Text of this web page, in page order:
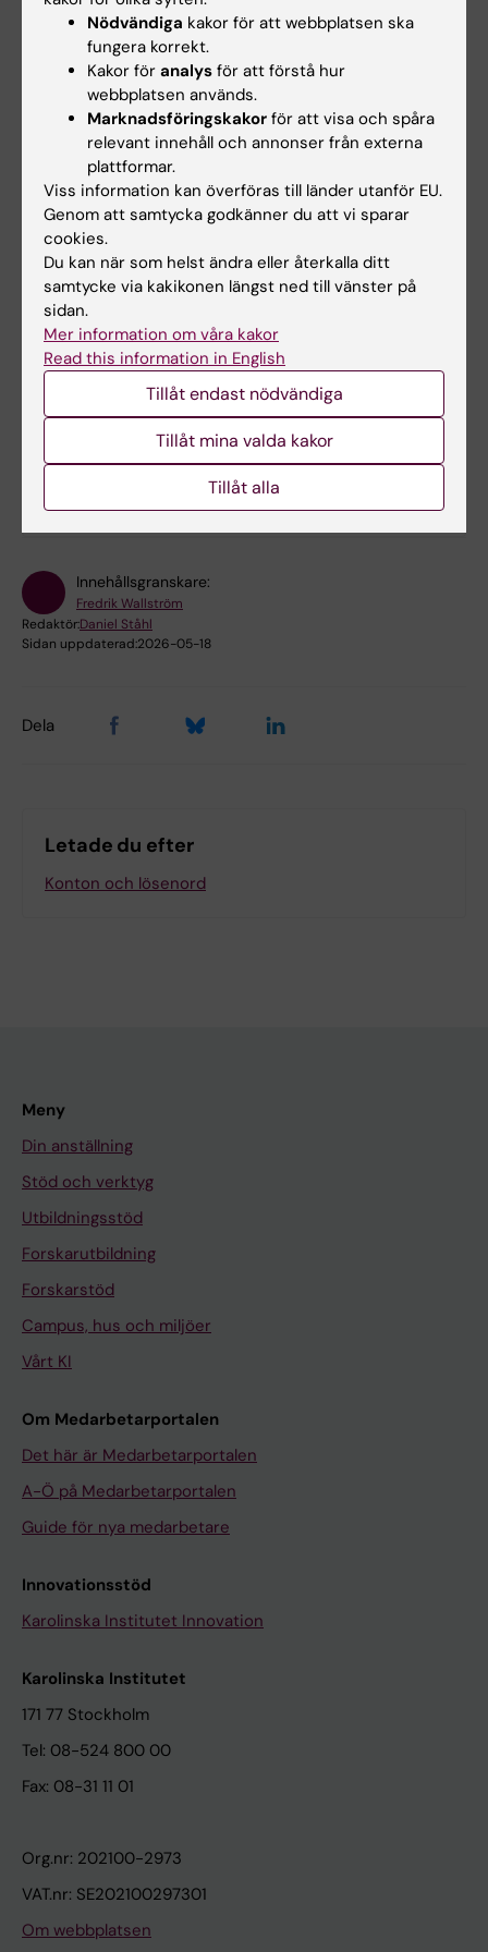
6 timmar i våra system.
Kontakt
Har du fler frågor gällande webbfiltret kan du
kontakta Helpdesk
Relaterade dokument
Ansvarsförbindelse för tillgång till och
användning av IT-resurser på Karolinska Institutet
(PDF, 116.02 KB)
Hade du nytta av informationen på denna sida?
Innehållsgranskare:
Fredrik Wallström
Redaktör:Daniel Ståhl
Sidan uppdaterad:2026-05-18
Dela
Letade du efter
Konton och lösenord
Meny
Din anställning
Stöd och verktyg
Utbildningsstöd
Forskarutbildning
Forskarstöd
Campus, hus och miljöer
Vårt KI
Om Medarbetarportalen
Det här är Medarbetarportalen
A-Ö på Medarbetarportalen
Guide för nya medarbetare
Innovationsstöd
Karolinska Institutet Innovation
Karolinska Institutet
171 77 Stockholm
Tel: 08-524 800 00
Fax: 08-31 11 01
Org.nr: 202100-2973
VAT.nr: SE202100297301
Om webbplatsen
Nödvändiga kakor för att webbplatsen ska
fungera korrekt.
Kakor för analys för att förstå hur
webbplatsen används.
Marknadsföringskakor för att visa och spåra
relevant innehåll och annonser från externa
plattformar.
Viss information kan överföras till länder utanför EU.
Genom att samtycka godkänner du att vi sparar
cookies.
Du kan när som helst ändra eller återkalla ditt
samtycke via kakikonen längst ned till vänster på
sidan.
Mer information om våra kakor
Read this information in English
Tillåt endast nödvändiga
Tillåt mina valda kakor
Tillåt alla